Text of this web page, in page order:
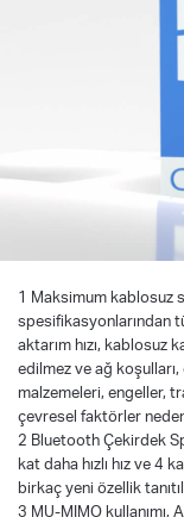
1 Maksimum kablosuz
spesifikasyonlarından
aktarım hızı, kablosuz
edilmez ve ağ koşulları,
malzemeleri, engeller,
çevresel faktörler
2 Bluetooth Çekirdek
kat daha hızlı hız ve 4
birkaç yeni özellik
3 MU-MIMO